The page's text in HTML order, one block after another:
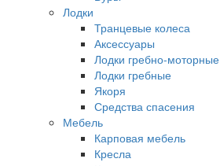
Лодки
Транцевые колеса
Аксессуары
Лодки гребно-моторные
Лодки гребные
Якоря
Средства спасения
Мебель
Карповая мебель
Кресла